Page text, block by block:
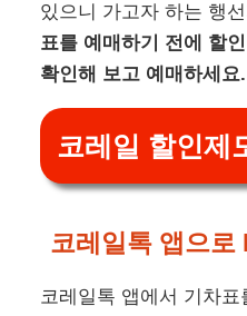
있으니 가고자 하는 행
표를 예매하기 전에 할
확인해 보고 예매하세요.
코레일 할인제
코레일톡 앱으로
코레일톡 앱에서 기차